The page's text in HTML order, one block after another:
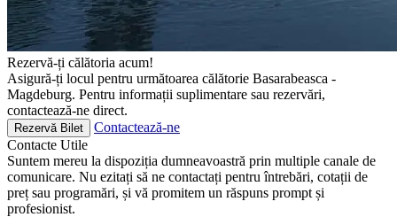
Rezervă-ți călătoria acum!
Asigură-ți locul pentru următoarea călătorie Basarabeasca -
Magdeburg. Pentru informații suplimentare sau rezervări,
contactează-ne direct.
Rezervă Bilet
Contactează-ne
Contacte Utile
Suntem mereu la dispoziția dumneavoastră prin multiple canale de
comunicare. Nu ezitați să ne contactați pentru întrebări, cotații de
preț sau programări, și vă promitem un răspuns prompt și
profesionist.